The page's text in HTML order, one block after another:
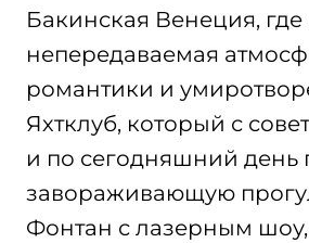
Бакинская Венеция, где
непередаваемая
романтики и
Яхтклуб, который с
и по сегодняшний день
завораживающую
Фонтан с лазерным